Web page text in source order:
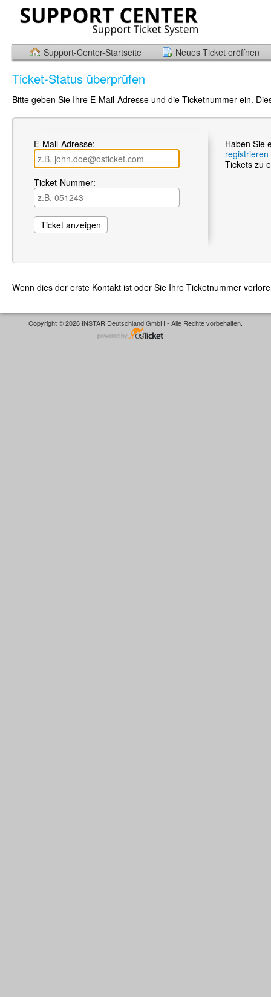
Support-Center-Startseite Neues Ticket eröffnen
Ticket-Status überprüfen
Bitte geben Sie Ihre E-Mail-Adresse und die Ticketnummer ein.
E-Mail-Adresse:
Ticket-Nummer:
Haben Sie
Tickets zu
Wenn dies der erste Kontakt ist oder Sie Ihre Ticketnummer
Copyright © 2026 INSTAR Deutschland GmbH - Alle Rechte vorbehalten.